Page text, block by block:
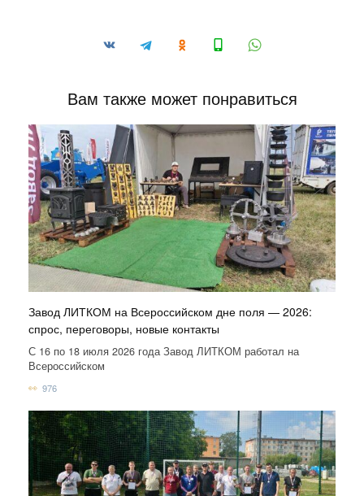
Вам также может понравиться
Завод ЛИТКОМ на Всероссийском дне поля — 2026:
спрос, переговоры, новые контакты
С 16 по 18 июля 2026 года Завод ЛИТКОМ работал на
Всероссийском
976